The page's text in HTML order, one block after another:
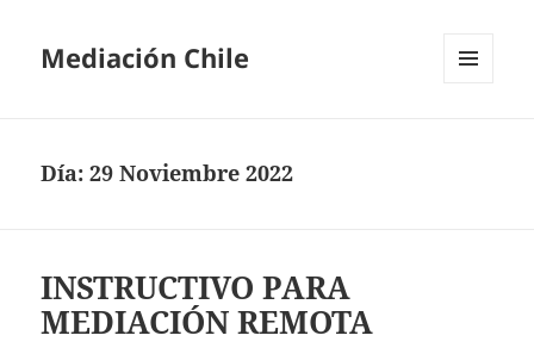
Mediación Chile
Día:29 Noviembre 2022
INSTRUCTIVO PARA
MEDIACIÓN REMOTA